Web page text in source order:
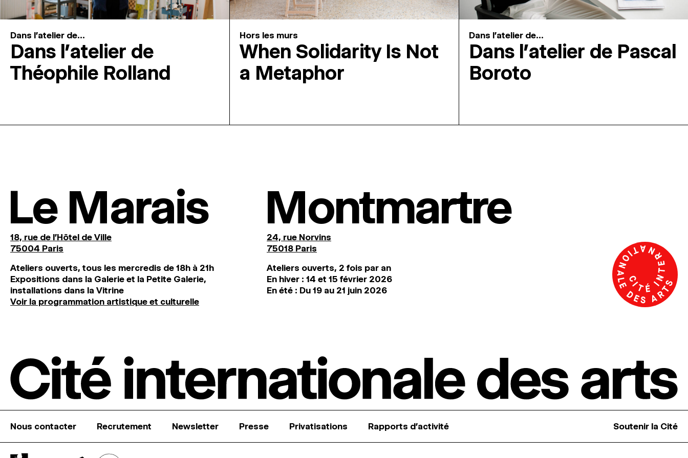
Dans l'atelier de...
Dans l’atelier de
Théophile Rolland
Hors les murs
When Solidarity Is Not
a Metaphor
Dans l'atelier de...
Dans l’atelier de Pascal
Boroto
Le Marais
18, rue de l'Hôtel de Ville
75004 Paris
Ateliers ouverts, tous les mercredis de 18h à 21h
Expositions dans la Galerie et la Petite Galerie,
installations dans la Vitrine
Voir la programmation artistique et culturelle
Montmartre
24, rue Norvins
75018 Paris
Ateliers ouverts, 2 fois par an
En hiver : 14 et 15 février 2026
En été : Du 19 au 21 juin 2026
Nous contacter Recrutement Newsletter Presse Privatisations Rapports d’activité Soutenir la Cité